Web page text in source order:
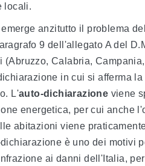
locali.
anzitutto il problema
9 dell'allegato A del
(Abruzzo, Calabria,
in cui si afferma
L'auto-dichiarazione viene
energetica, per cui anche
abitazioni viene
è uno dei motivi
ai danni dell'Italia,